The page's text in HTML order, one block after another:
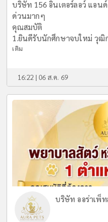
บริษัท 156 อินเตอร์ลอว์ แอน
ด่วนมากๆ
คุณสมบัติ
1.ยินดีรับนักศึกษาจบใหม่ วุฒิ
เติม
16:22 | 06 ส.ค. 69
บริษัท ออร่าเพ็ท